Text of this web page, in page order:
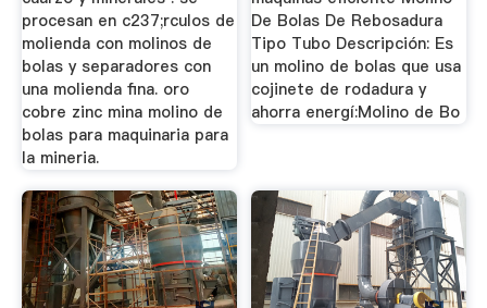
procesan en c237;rculos de
molienda con molinos de
bolas y separadores con
una molienda fina. oro
cobre zinc mina molino de
bolas para maquinaria para
la mineria.
De Bolas De Rebosadura
Tipo Tubo Descripción: Es
un molino de bolas que usa
cojinete de rodadura y
ahorra energí:Molino de Bo